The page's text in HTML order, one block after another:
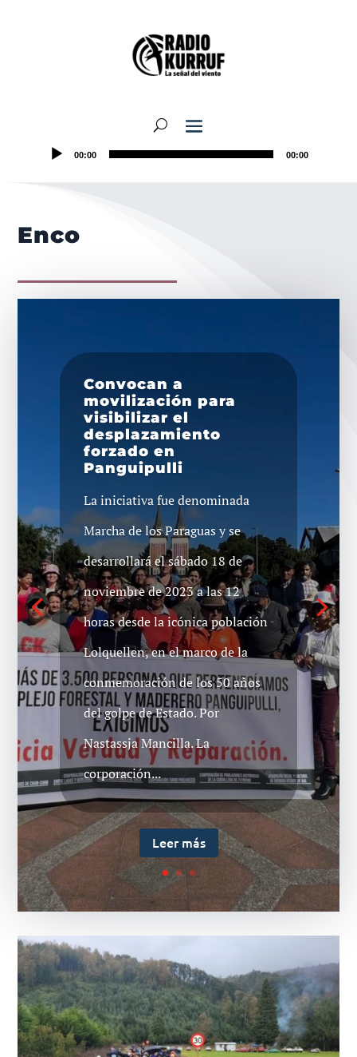
00:00 00:00
Enco
Convocan a
movilización para
visibilizar el
desplazamiento
forzado en
Panguipulli
La iniciativa fue denominada
Marcha de los Paraguas y se
desarrollará el sábado 18 de
noviembre de 2023 a las 12
horas desde la icónica población
Lolquellen, en el marco de la
conmemoración de los 50 años
del golpe de Estado. Por
Nastassja Mancilla. La
corporación...
Leer más